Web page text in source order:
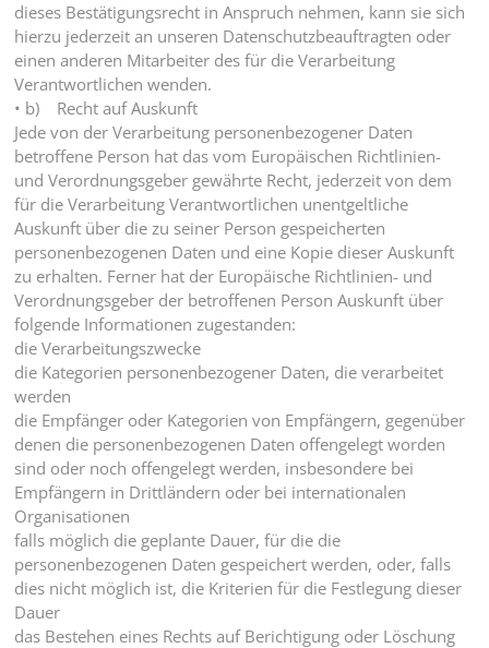
dieses Bestätigungsrecht in Anspruch nehmen, kann sie sich
hierzu jederzeit an unseren Datenschutzbeauftragten oder
einen anderen Mitarbeiter des für die Verarbeitung
Verantwortlichen wenden.
• b) Recht auf Auskunft
Jede von der Verarbeitung personenbezogener Daten
betroffene Person hat das vom Europäischen Richtlinien-
und Verordnungsgeber gewährte Recht, jederzeit von dem
für die Verarbeitung Verantwortlichen unentgeltliche
Auskunft über die zu seiner Person gespeicherten
personenbezogenen Daten und eine Kopie dieser Auskunft
zu erhalten. Ferner hat der Europäische Richtlinien- und
Verordnungsgeber der betroffenen Person Auskunft über
folgende Informationen zugestanden:
die Verarbeitungszwecke
die Kategorien personenbezogener Daten, die verarbeitet
werden
die Empfänger oder Kategorien von Empfängern, gegenüber
denen die personenbezogenen Daten offengelegt worden
sind oder noch offengelegt werden, insbesondere bei
Empfängern in Drittländern oder bei internationalen
Organisationen
falls möglich die geplante Dauer, für die die
personenbezogenen Daten gespeichert werden, oder, falls
dies nicht möglich ist, die Kriterien für die Festlegung dieser
Dauer
das Bestehen eines Rechts auf Berichtigung oder Löschung